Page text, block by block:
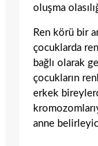
oluşma
Ren körü bir
çocuklarda
bağlı olarak
çocukların
erkek
anne